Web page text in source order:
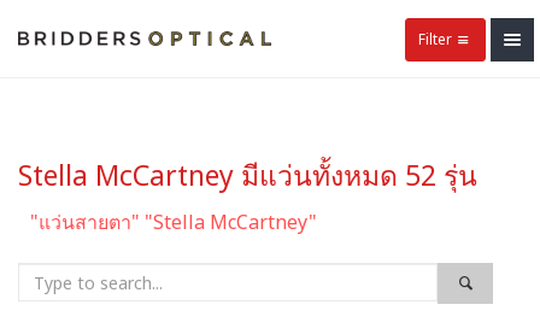
Filter
Stella McCartney มีแว่นทั้งหมด 52 รุ่น
"แว่นสายตา" "Stella McCartney"